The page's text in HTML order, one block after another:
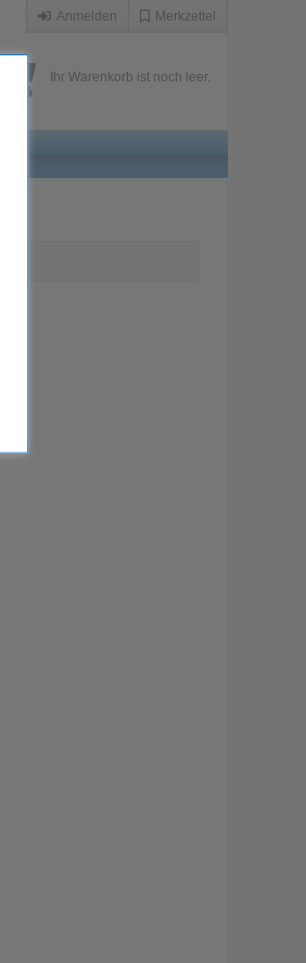
Anmelden Merkzettel
Ihr Warenkorb ist noch leer.